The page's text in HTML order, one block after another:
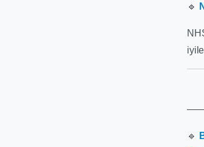
🔹
🔹